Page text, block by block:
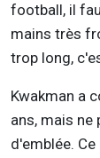
football, il
mains très
trop long,
Kwakman a
ans, mais ne
d'emblée.